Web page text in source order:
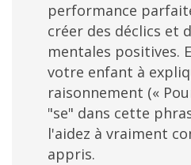
performance
créer des déclics et
mentales positives.
votre enfant à
raisonnement («
"se" dans cette
l'aidez à vraiment
appris.